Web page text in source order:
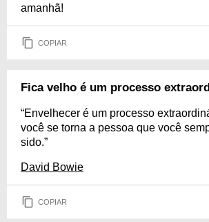
amanhã!
COPIAR
Fica velho é um processo
“Envelhecer é um processo
você se torna a pessoa que você
sido.”
David Bowie
COPIAR